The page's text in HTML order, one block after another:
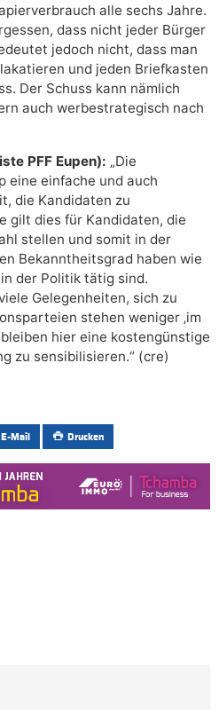
alle sechs Jahre.
dass nicht jeder Bürger
jedoch nicht, dass man
und jeden Briefkasten
Der Schuss kann nämlich
auch werbestrategisch nach
PFF Eupen): „Die
eine einfache und auch
die Kandidaten zu
gilt dies für Kandidaten, die
stellen und somit in der
Bekanntheitsgrad haben wie
der Politik tätig sind.
Gelegenheiten, sich zu
stehen weniger ‚im
bleiben hier eine kostengünstige
zu sensibilisieren.“ (cre)
E-Mail Drucken